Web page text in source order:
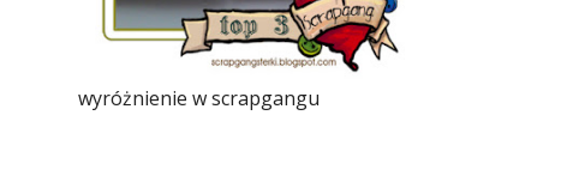
wyróżnienie w scrapgangu